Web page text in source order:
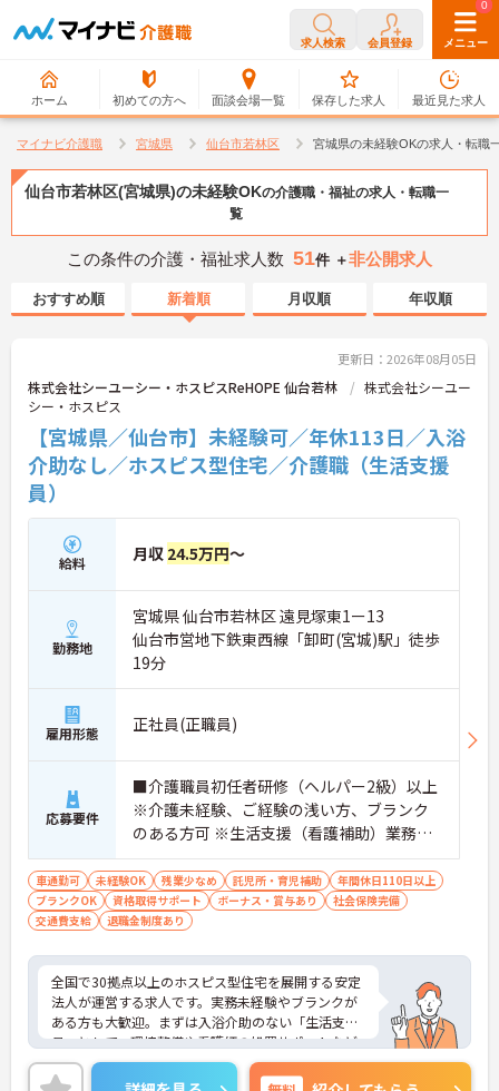
求人検索 会員登録 メニュー
ホーム 初めての方へ 面談会場一覧
0
保存した求人
0
最近見た求人
マイナビ介護職 宮城県 仙台市若林区 宮城県の未経験OKの求人・転職
仙台市若林区(宮城県)の未経験OKの介護職・福祉の求人・転職一
覧
この条件の介護・福祉求人数 51件 ＋非公開求人
おすすめ順 新着順 月収順 年収順
更新日：2026年08月05日
株式会社シーユーシー・ホスピスReHOPE 仙台若林
株式会社シーユー
シー・ホスピス
【宮城県／仙台市】未経験可／年休113日／入浴
介助なし／ホスピス型住宅／介護職（生活支援
員）
給料 月収 24.5万円～
勤務地
宮城県 仙台市若林区 遠見塚東1ー13
仙台市営地下鉄東西線「卸町(宮城)駅」徒歩
19分
雇用形態 正社員(正職員)
応募要件
■介護職員初任者研修（ヘルパー2級）以上
※介護未経験、ご経験の浅い方、ブランク
のある方可 ※生活支援（看護補助）業務か
ら経験し、訪問介護員へのキャリアアップ
を目指せます
車通勤可 未経験OK 残業少なめ 託児所・育児補助
年間休日110日以上
ブランクOK
資格取得サポート ボーナス・賞与あり
社会保険完備
交通費支給
退職金制度あり
全国で30拠点以上のホスピス型住宅を展開する安定
法人が運営する求人です。実務未経験やブランクが
ある方も大歓迎。まずは入浴介助のない「生活支援
員」として、環境整備や看護師の処置サポートなど
の業務からスタートし、無理なくホスピスケアの経
験を積むことができ、ゆくゆくは訪問介護員へステ